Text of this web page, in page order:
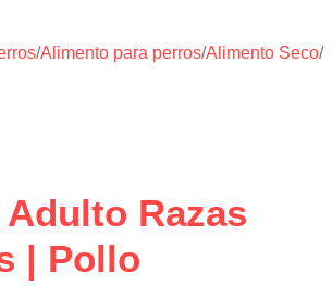
/Alimento para perros/Alimento Seco/
Razas
| Pollo